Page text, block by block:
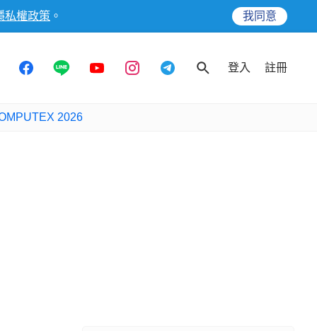
私權政策 。 我同意
登入 註冊
2026